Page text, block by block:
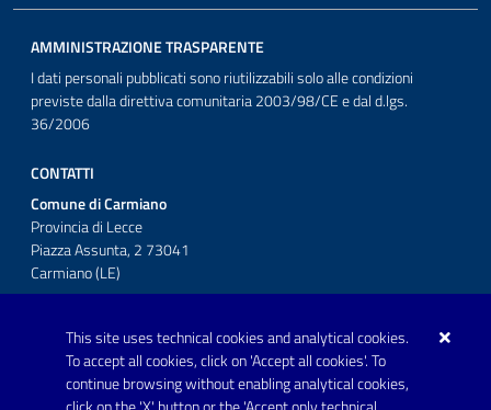
This site uses technical cookies and analytical cookies.
To accept all cookies, click on 'Accept all cookies'. To
continue browsing without enabling analytical cookies,
AMMINISTRAZIONE TRASPARENTE
I dati personali pubblicati sono riutilizzabili solo alle condizioni
previste dalla direttiva comunitaria 2003/98/CE e dal d.lgs.
36/2006
CONTATTI
Comune di Carmiano
Provincia di Lecce
Piazza Assunta, 2 73041
Carmiano (LE)
Posta Elettronica Certificata:
protocollo.comunecarmiano@pec.rupar.puglia.it